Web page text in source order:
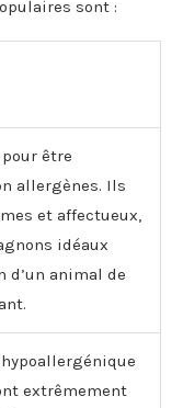
sont :
être
allergènes. Ils
et affectueux,
idéaux
d’un animal de
extrêmement